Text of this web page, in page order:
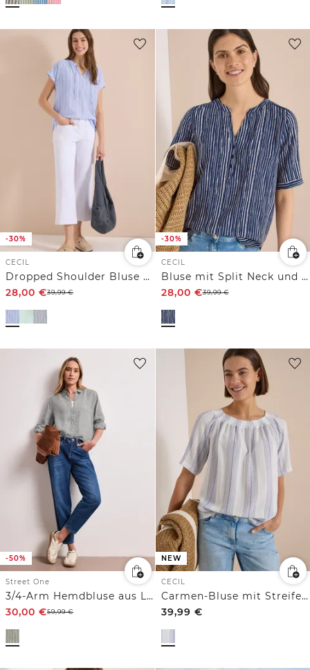
-30%
CECIL
Dropped Shoulder Bluse mit Struktur
28,00 €39,99€
-30%
CECIL
Bluse mit Split Neck und Streifen
28,00 €39,99€
-50%
Street One
3/4-Arm Hemdbluse aus Leinen mit Streifen
30,00 €59,99€
NEW
CECIL
Carmen-Bluse mit Streifenmuster
39,99 €